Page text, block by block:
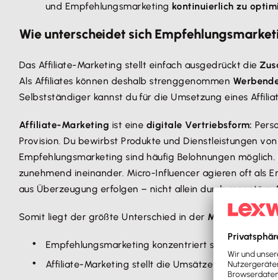
und Empfehlungsmarketing kontinuierlich zu
Wie unterscheidet sich
Das Affiliate-Marketing stellt einfach ausgedrückt die
Als Affiliates können deshalb strenggenommen
Selbstständiger kannst du für die Umsetzung eines
Affiliate-Marketing ist eine digitale Vertriebsform:
Provision. Du bewirbst Produkte und Dienstleistungen
Empfehlungsmarketing sind häufig Belohnungen
zunehmend ineinander. Micro-Influencer agieren oft als
aus Überzeugung erfolgen – nicht allein durch monetäre
Somit liegt der größte Unterschied in der Motivationfür
Empfehlungsmarketing konzentriert sich stets auf
Affiliate-Marketing stellt die Umsätze beider